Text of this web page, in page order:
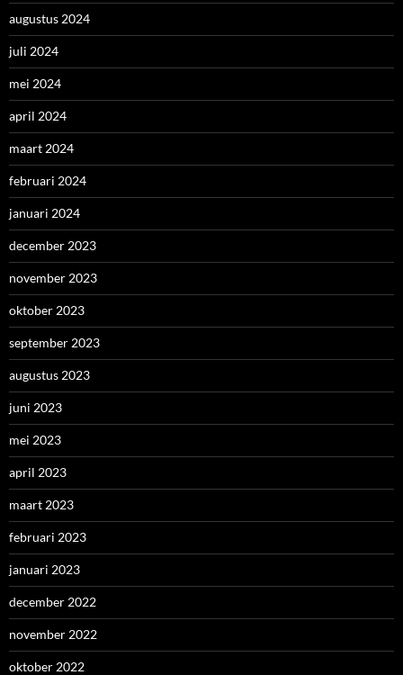
augustus 2024
juli 2024
mei 2024
april 2024
maart 2024
februari 2024
januari 2024
december 2023
november 2023
oktober 2023
september 2023
augustus 2023
juni 2023
mei 2023
april 2023
maart 2023
februari 2023
januari 2023
december 2022
november 2022
oktober 2022